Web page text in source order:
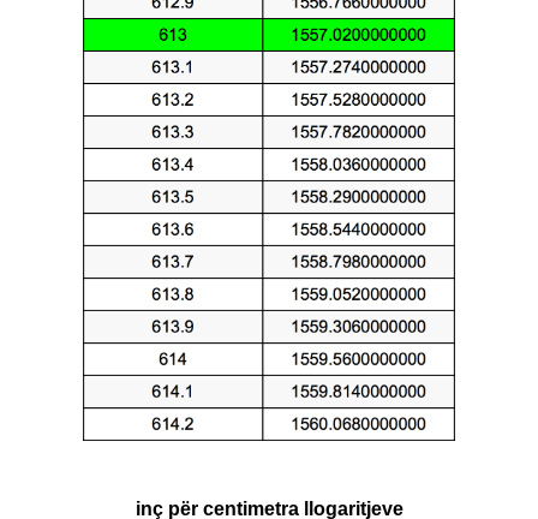
inç për centimetra llogaritjeve